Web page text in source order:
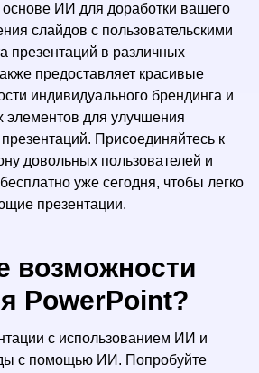
основе ИИ для доработки вашего
слайдов с пользовательскими
презентаций в различных
предоставляет красивые
индивидуального брендинга и
элементов для улучшения
Присоединяйтесь к
довольных пользователей и
уже сегодня, чтобы легко
презентации.
возможности
PowerPoint?
с использованием ИИ и
с помощью ИИ. Попробуйте